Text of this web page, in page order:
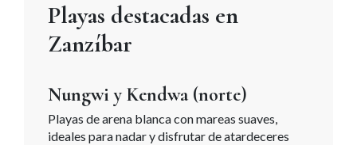
Playas destacadas en
Zanzíbar
Nungwi y Kendwa (norte)
Playas de arena blanca con mareas suaves,
ideales para nadar y disfrutar de atardeceres